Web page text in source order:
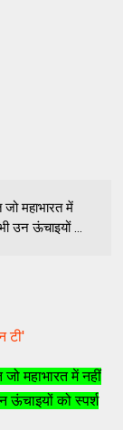
जो महाभारत में
उन ऊंचाइयों ...
टी'
महाभारत में नहीं
ऊंचाइयों को स्पर्श